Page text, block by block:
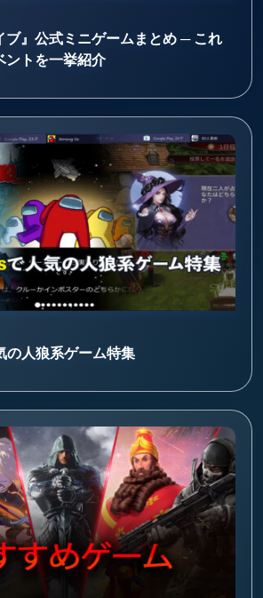
ブ』公式ミニゲームまとめ ─ これ
ントを一挙紹介
の人狼系ゲーム特集